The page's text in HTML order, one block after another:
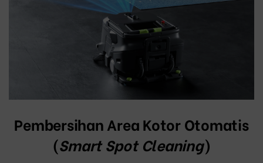
Pembersihan Area Kotor Otomatis
(Smart Spot Cleaning)